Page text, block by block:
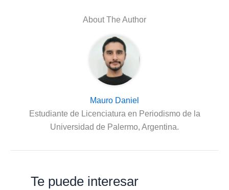
About The Author
Mauro Daniel
Estudiante de Licenciatura en Periodismo de la
Universidad de Palermo, Argentina.
Te puede interesar